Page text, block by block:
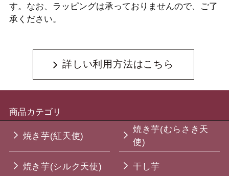
す。なお、ラッピングは承っておりませんので、ご了
承ください。
詳しい利用方法はこちら
商品カテゴリ
焼き芋(紅天使)
焼き芋(むらさき天
使)
焼き芋(シルク天使) 干し芋